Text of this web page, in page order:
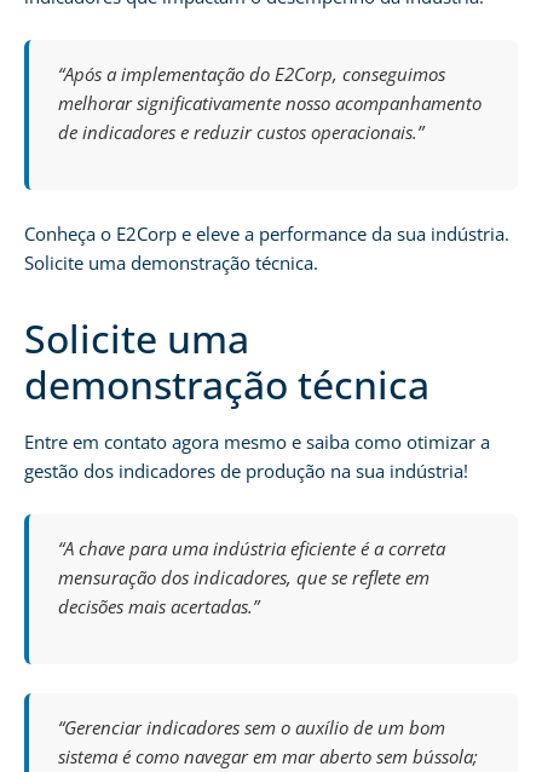
“Após a implementação do E2Corp, conseguimos
melhorar significativamente nosso acompanhamento
de indicadores e reduzir custos operacionais.”
Conheça o E2Corp e eleve a performance da sua indústria.
Solicite uma demonstração técnica.
Solicite uma
demonstração técnica
Entre em contato agora mesmo e saiba como otimizar a
gestão dos indicadores de produção na sua indústria!
“A chave para uma indústria eficiente é a correta
mensuração dos indicadores, que se reflete em
decisões mais acertadas.”
“Gerenciar indicadores sem o auxílio de um bom
sistema é como navegar em mar aberto sem bússola;